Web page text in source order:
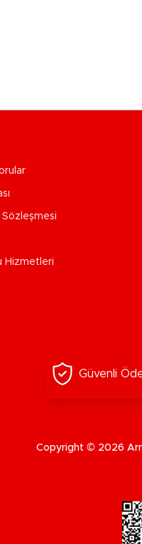
Sözleşmesi
Hizmetleri
Güvenli
Copyright © 2026